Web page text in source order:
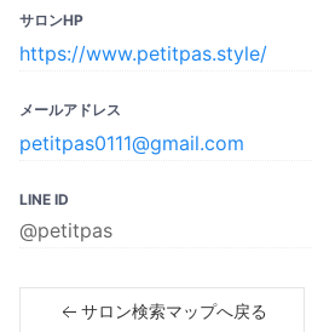
サロンHP
https://www.petitpas.style/
メールアドレス
petitpas0111@gmail.com
LINE ID
@petitpas
サロン検索マップへ戻る